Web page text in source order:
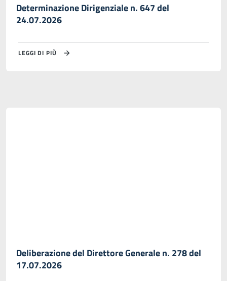
Determinazione Dirigenziale n. 647 del
24.07.2026
LEGGI DI PIÙ
Deliberazione del Direttore Generale n. 278 del
17.07.2026